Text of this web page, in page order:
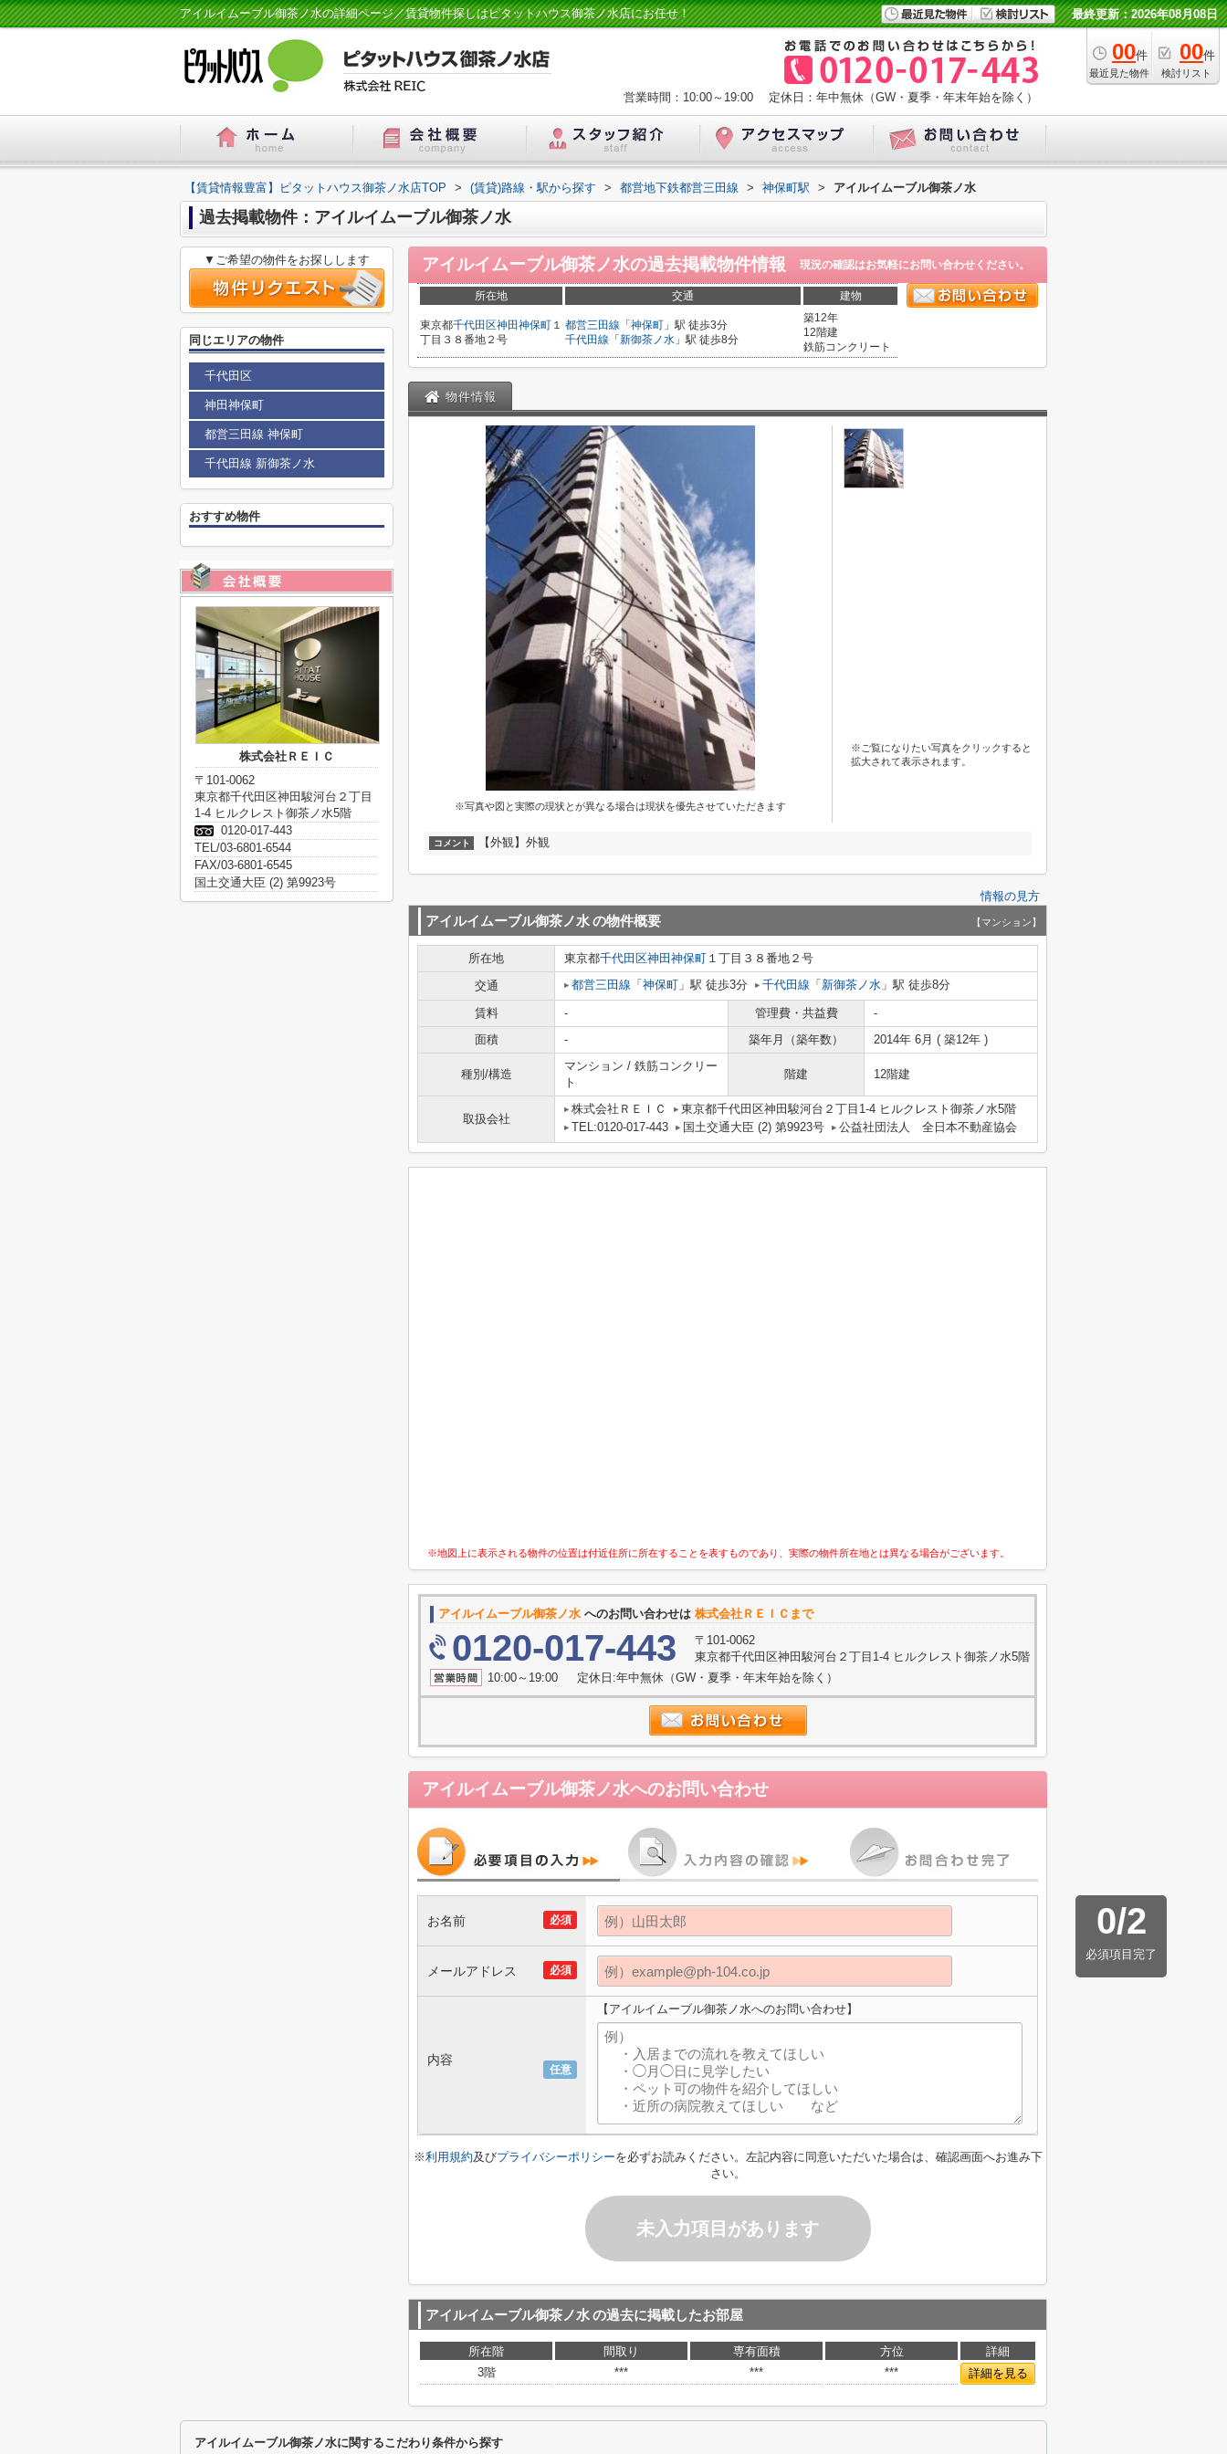
アイルイムーブル御茶ノ水の詳細ページ／賃貸物件探しはピタットハウス御茶ノ水店にお任せ！ 最終更新：2026年08月08日
00件
最近見た物件
00件
検討リスト
営業時間：10:00～19:00 定休日：年中無休（GW・夏季・年末年始を除く）
【賃貸情報豊富】ピタットハウス御茶ノ水店TOP > (賃貸)路線・駅から探す > 都営地下鉄都営三田線 > 神保町駅 > アイルイムーブル御茶ノ水
過去掲載物件：アイルイムーブル御茶ノ水
アイルイムーブル御茶ノ水の過去掲載物件情報 現況の確認はお気軽にお問い合わせください。
所在地 交通 建物
東京都千代田区神田神保町 １
丁目３８番地２号
都営三田線 「 神保町 」駅 徒歩3分
千代田線 「 新御茶ノ水 」駅 徒歩8分
築12年
12階建
鉄筋コンクリート
物件情報
※写真や図と実際の現状とが異なる場合は現状を優先させていただきます
※ご覧になりたい写真をクリックすると
拡大されて表示されます。
コメント 【外観】外観
情報の見方
アイルイムーブル御茶ノ水の物件概要 【マンション】
所在地 東京都千代田区神田神保町 １丁目３８番地２号
交通
都営三田線 「 神保町 」駅 徒歩3分 千代田線 「 新御茶ノ水 」駅 徒歩8分
賃料 - 管理費・共益費
-
面積
- 築年月（築年数） 2014年 6月 ( 築12年 )
種別/構造
マンション / 鉄筋コンクリー
ト
階建 12階建
取扱会社
株式会社ＲＥＩＣ
東京都千代田区神田駿河台２丁目1-4 ヒルクレスト御茶ノ水5階
TEL:0120-017-443
国土交通大臣 (2) 第9923号 公益社団法人 全日本不動産協会
※地図上に表示される物件の位置は付近住所に所在することを表すものであり、実際の物件所在地とは異なる場合がございます。
アイルイムーブル御茶ノ水 へのお問い合わせは 株式会社ＲＥＩＣまで
0120-017-443
〒101-0062
東京都千代田区神田駿河台２丁目1-4 ヒルクレスト御茶ノ水5階
10:00～19:00 定休日:年中無休（GW・夏季・年末年始を除く）
アイルイムーブル御茶ノ水へのお問い合わせ
0/2
必須項目完了
必須
お名前
必須
メールアドレス
任意
内容
【アイルイムーブル御茶ノ水へのお問い合わせ】
※利用規約及びプライバシーポリシーを必ずお読みください。左記内容に同意いただいた場合は、確認画面へお進み下
さい。
未入力項目があります
アイルイムーブル御茶ノ水の過去に掲載したお部屋
所在階 間取り 専有面積 方位
詳細
3階
*** *** *** 詳細を見る
▼ご希望の物件をお探しします
同じエリアの物件
千代田区
神田神保町
都営三田線 神保町
千代田線 新御茶ノ水
おすすめ物件
株式会社ＲＥＩＣ
〒101-0062
東京都千代田区神田駿河台２丁目
1-4 ヒルクレスト御茶ノ水5階
0120-017-443
TEL/03-6801-6544
FAX/03-6801-6545
国土交通大臣 (2) 第9923号
アイルイムーブル御茶ノ水に関するこだわり条件から探す